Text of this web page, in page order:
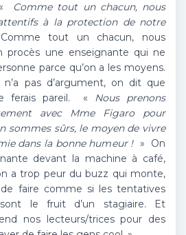
Comme tout un chacun, nous
à la protection de notre
tout un chacun, nous
procès une enseignante qui ne
parce qu’on a les moyens.
pas d’argument, on dit que
ferais pareil. « Nous prenons
avec Mme Figaro pour
sommes sûrs, le moyen de vivre
dans la bonne humeur !» On
devant la machine à café,
a trop peur du buzz qui monte,
faire comme si les tentatives
sont le fruit d’un stagiaire. Et
nos lecteurs/trices pour des